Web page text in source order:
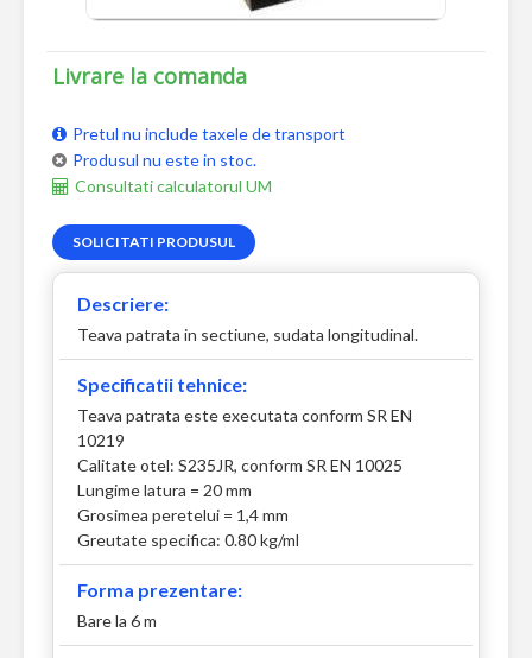
Livrare la comanda
Pretul nu include taxele de transport
Produsul nu este in stoc.
Consultati calculatorul UM
SOLICITATI PRODUSUL
Descriere:
Teava patrata in sectiune, sudata longitudinal.
Specificatii tehnice:
Teava patrata este executata conform SR EN
10219
Calitate otel: S235JR, conform SR EN 10025
Lungime latura = 20 mm
Grosimea peretelui = 1,4 mm
Greutate specifica: 0.80 kg/ml
Forma prezentare:
Bare la 6 m